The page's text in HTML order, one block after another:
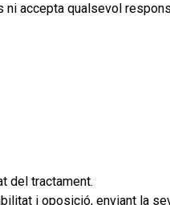
accepta qualsevol
del tractament.
i oposició, enviant la